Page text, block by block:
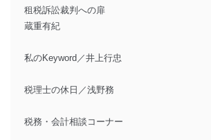
租税訴訟裁判への扉
蔵重有紀
私のKeyword／井上行忠
税理士の休日／浅野務
税務・会計相談コーナー